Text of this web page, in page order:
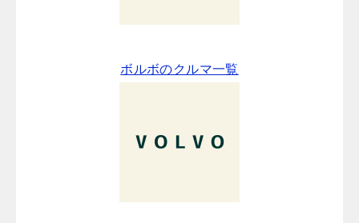
ボルボのクルマ一覧